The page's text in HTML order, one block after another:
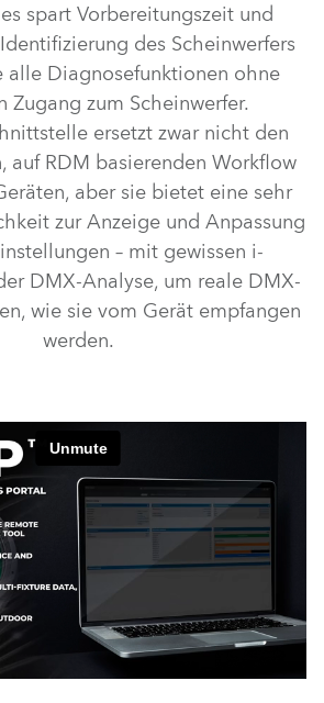
spart Vorbereitungszeit und
des Scheinwerfers
alle Diagnosefunktionen ohne
Zugang zum Scheinwerfer.
ersetzt zwar nicht den
auf RDM basierenden Workflow
aber sie bietet eine sehr
zur Anzeige und Anpassung
– mit gewissen i-
DMX-Analyse, um reale DMX-
wie sie vom Gerät empfangen
werden.